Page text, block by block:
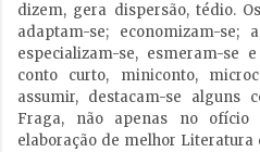
dizem, gera dispersão, tédio.
adaptam-se; economizam-se;
especializam-se, esmeram-se
conto curto, miniconto,
assumir, destacam-se alguns
Fraga, não apenas no
elaboração de melhor Literatura